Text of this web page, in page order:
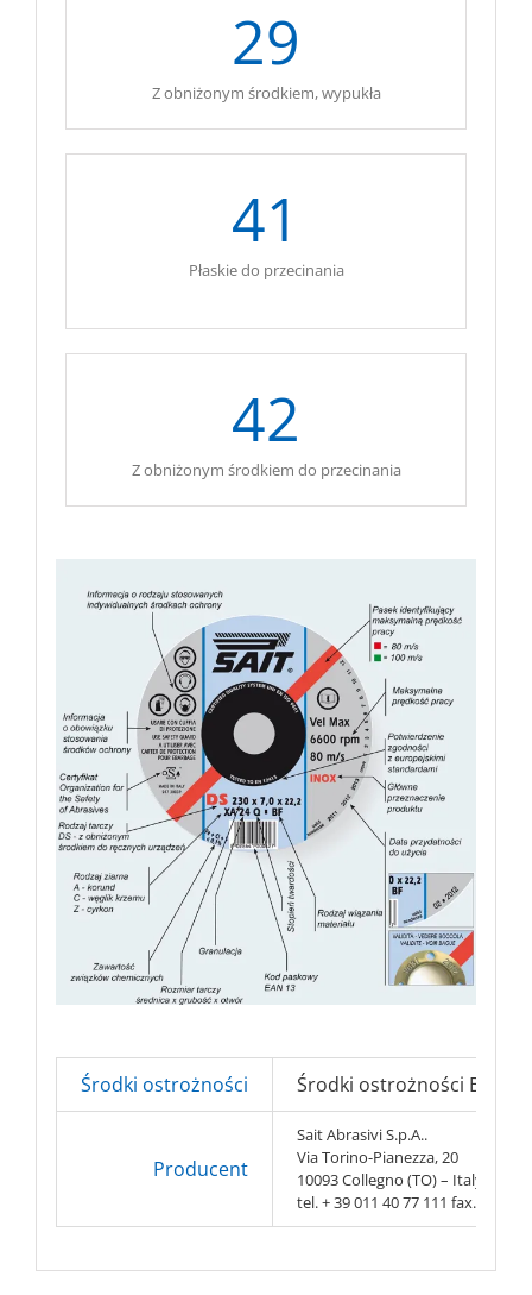
29
Z obniżonym środkiem, wypukła
41
Płaskie do przecinania
42
Z obniżonym środkiem do przecinania
Środki ostrożności Środki ostrożności BHP
Producent
Sait Abrasivi S.p.A..
Via Torino-Pianezza, 20
10093 Collegno (TO) – Italy
tel. + 39 011 40 77 111 fax. + 39